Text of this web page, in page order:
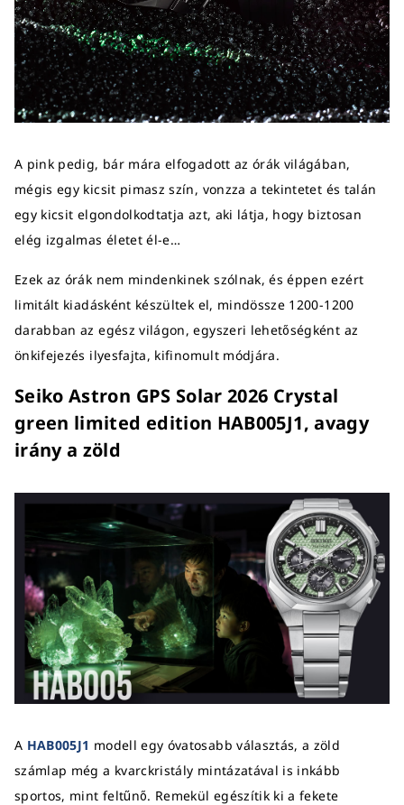
A pink pedig, bár mára elfogadott az órák világában,
mégis egy kicsit pimasz szín, vonzza a tekintetet és talán
egy kicsit elgondolkodtatja azt, aki látja, hogy biztosan
elég izgalmas életet él-e…
Ezek az órák nem mindenkinek szólnak, és éppen ezért
limitált kiadásként készültek el, mindössze 1200-1200
darabban az egész világon, egyszeri lehetőségként az
önkifejezés ilyesfajta, kifinomult módjára.
Seiko Astron GPS Solar 2026 Crystal
green limited edition HAB005J1, avagy
irány a zöld
A HAB005J1 modell egy óvatosabb választás, a zöld
számlap még a kvarckristály mintázatával is inkább
sportos, mint feltűnő. Remekül egészítik ki a fekete